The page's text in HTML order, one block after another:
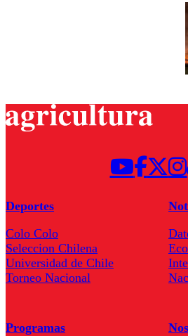
Deportes
Colo Colo
Seleccion Chilena
Universidad de Chile
Torneo Nacional
Programas